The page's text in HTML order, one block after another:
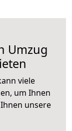
Umzug
viele
um Ihnen
unsere